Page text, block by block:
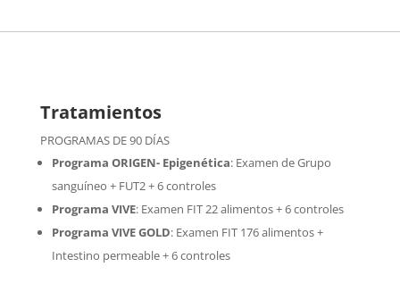
Tratamientos
PROGRAMAS DE 90 DÍAS
Programa ORIGEN- Epigenética:Examen de Grupo
sanguíneo + FUT2 + 6 controles
Programa VIVE: Examen FIT 22 alimentos + 6 controles
Programa VIVE GOLD: Examen FIT 176 alimentos +
Intestino permeable + 6 controles